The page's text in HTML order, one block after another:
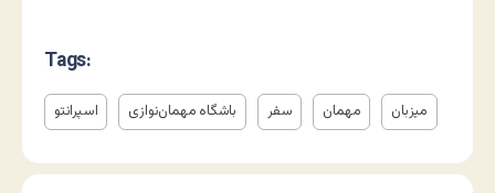
Tags:
اسپرانتو باشگاه مهمان‌نوازی سفر مهمان میزبان